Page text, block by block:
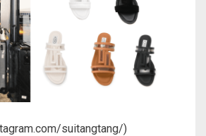
suitangtang/)